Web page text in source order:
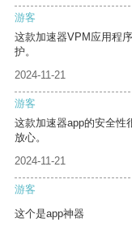
游客
这款加速器VPM应用程
护。
2024-11-21
游客
这款加速器app的安全性
放心。
2024-11-21
游客
这个是app神器